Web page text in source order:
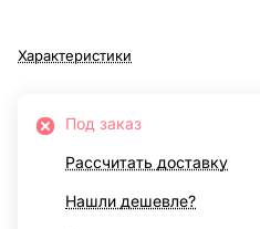
Характеристики
Под заказ
Рассчитать доставку
Нашли дешевле?